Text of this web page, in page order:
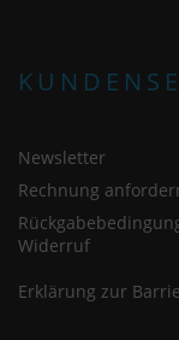
Newsletter
Rechnung
Widerruf
Erklärung zur